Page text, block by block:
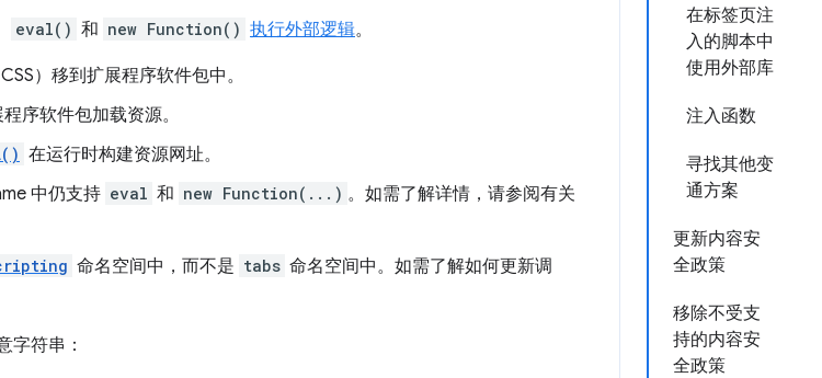
在标签页注
入的脚本中
使用外部库
注入函数
寻找其他变
通方案
更新内容安
全政策
移除不受支
持的内容安
全政策
eval() 和 new Function() 执行外部逻辑。
）移到扩展程序软件包中。
序软件包加载资源。
在运行时构建资源网址。
中仍支持 eval 和 new Function(...) 。如需了解详情，请参阅有关
命名空间中，而不是 tabs 命名空间中。如需了解如何更新调
字符串：